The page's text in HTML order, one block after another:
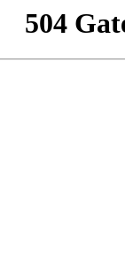
504